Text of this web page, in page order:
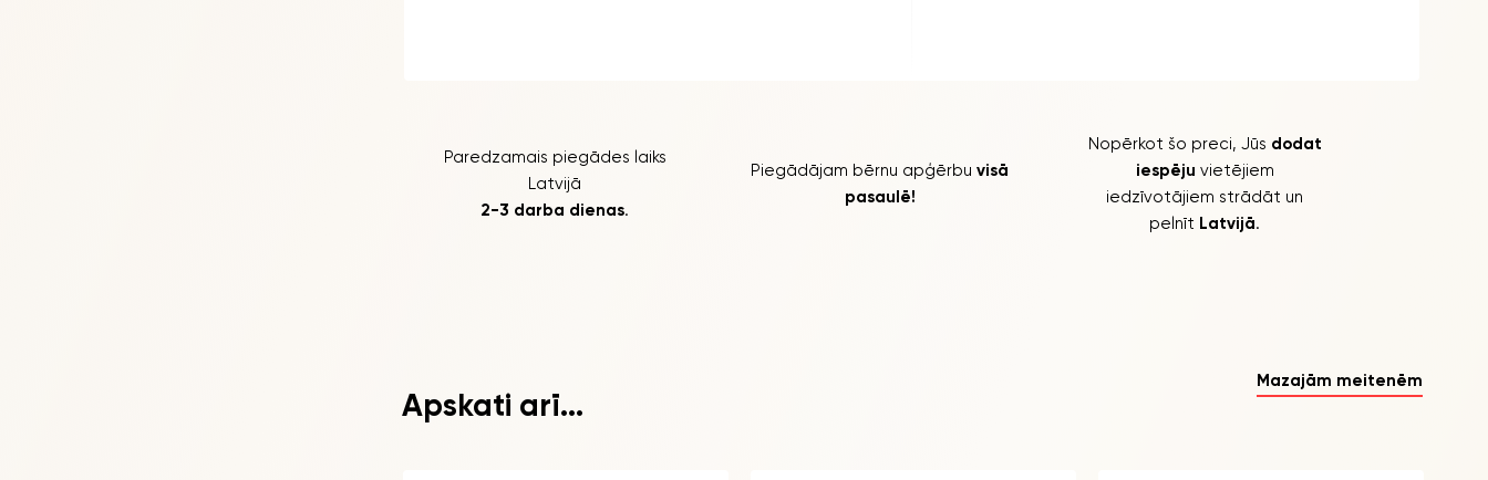
Paredzamais piegādes laiks
Latvijā
2-3 darba dienas.
Piegādājam bērnu apģērbuvisā
pasaulē!
Nopērkot šo preci, Jūs dodat
iespēju vietējiem
iedzīvotājiem strādāt un
pelnīt Latvijā.
Apskati arī...
Mazajām meitenēm